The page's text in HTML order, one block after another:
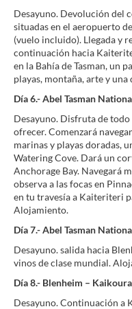
Desayuno. Devolución del
situadas en el aeropuerto
(vuelo incluido). Llegada y
continuación hacia
en la Bahía de Tasman, un
playas, montaña, arte y
Día 6.- Abel Tasman
Desayuno. Disfruta de todo
ofrecer. Comenzará
marinas y playas doradas,
Watering Cove. Dará un
Anchorage Bay. Navegará
observa a las focas en
en tu travesía a Kaiteriteri
Alojamiento.
Día 7.- Abel Tasman
Desayuno. salida hacia
vinos de clase mundial.
Día 8.- Blenheim – Kaikoura
Desayuno. Continuación a